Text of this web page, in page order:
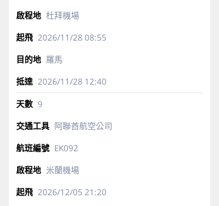
杜拜機場
2026/11/28 08:55
羅馬
2026/11/28 12:40
9
阿聯酋航空公司
EK092
米蘭機場
2026/12/05 21:20